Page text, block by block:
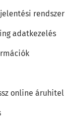
rendszer
adatkezelés
online áruhitel